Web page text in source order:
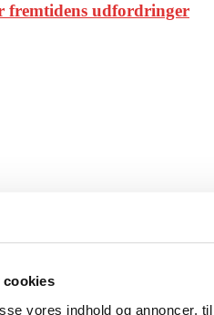
cookies
vores indhold og annoncer,
fremtidens udfordringer
Offentlige